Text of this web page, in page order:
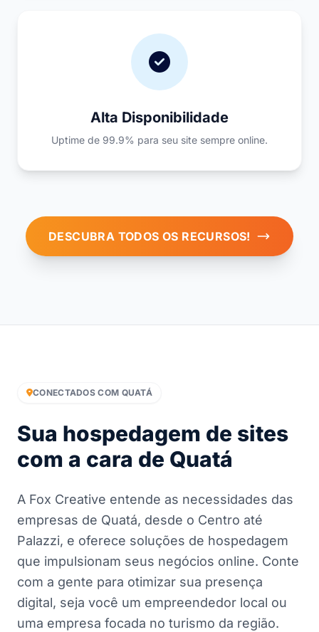
Alta Disponibilidade
Uptime de 99.9% para seu site sempre online.
DESCUBRA TODOS OS RECURSOS!
CONECTADOS COM QUATÁ
Sua hospedagem de sites
com a cara de Quatá
A Fox Creative entende as necessidades das
empresas de Quatá, desde o Centro até
Palazzi, e oferece soluções de hospedagem
que impulsionam seus negócios online. Conte
com a gente para otimizar sua presença
digital, seja você um empreendedor local ou
uma empresa focada no turismo da região.